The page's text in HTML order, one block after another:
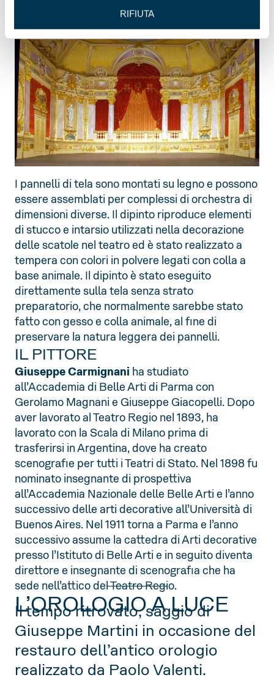
RIFIUTA
I pannelli di tela sono montati su legno e possono
essere assemblati per complessi di orchestra di
dimensioni diverse. Il dipinto riproduce elementi
di stucco e intarsio utilizzati nella decorazione
delle scatole nel teatro ed è stato realizzato a
tempera con colori in polvere legati con colla a
base animale. Il dipinto è stato eseguito
direttamente sulla tela senza strato
preparatorio, che normalmente sarebbe stato
fatto con gesso e colla animale, al fine di
preservare la natura leggera dei pannelli.
IL PITTORE
Giuseppe Carmignani ha studiato
all’Accademia di Belle Arti di Parma con
Gerolamo Magnani e Giuseppe Giacopelli. Dopo
aver lavorato al Teatro Regio nel 1893, ha
lavorato con la Scala di Milano prima di
trasferirsi in Argentina, dove ha creato
scenografie per tutti i Teatri di Stato. Nel 1898 fu
nominato insegnante di prospettiva
all’Accademia Nazionale delle Belle Arti e l’anno
successivo delle arti decorative all’Università di
Buenos Aires. Nel 1911 torna a Parma e l’anno
successivo assume la cattedra di Arti decorative
presso l’Istituto di Belle Arti e in seguito diventa
direttore e insegnante di scenografia che ha
sede nell’attico del Teatro Regio.
L’OROLOGIO A LUCE
Il tempo ritrovato, saggio di
Giuseppe Martini in occasione del
restauro dell’antico orologio
realizzato da Paolo Valenti.